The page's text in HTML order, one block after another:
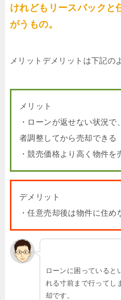
けれどもリースバックと
がうもの。
メリットデメリットは下記の
メリット
・ローンが返せない状況
者調整してから売却できる
・競売価格より高く物件を
デメリット
・任意売却後は物件に住め
ローンに困っていると
れる寸前まで行ってし
却です。